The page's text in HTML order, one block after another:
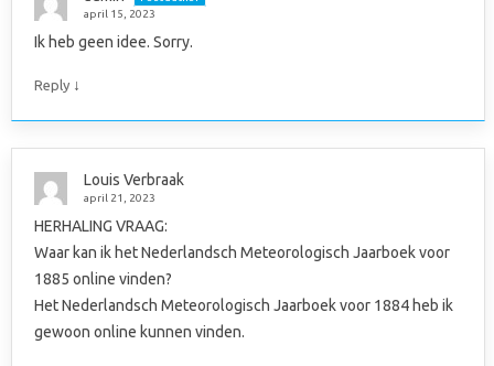
april 15, 2023
Ik heb geen idee. Sorry.
Reply ↓
Louis Verbraak
april 21, 2023
HERHALING VRAAG:
Waar kan ik het Nederlandsch Meteorologisch Jaarboek voor
1885 online vinden?
Het Nederlandsch Meteorologisch Jaarboek voor 1884 heb ik
gewoon online kunnen vinden.